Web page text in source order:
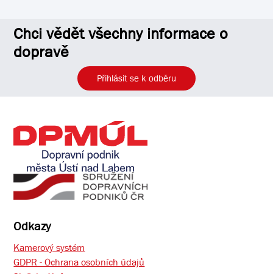
Chci vědět všechny informace o
dopravě
Přihlásit se k odběru
Odkazy
Kamerový systém
GDPR - Ochrana osobních údajů